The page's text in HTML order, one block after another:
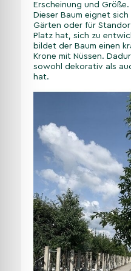
Erscheinung und Größe.
Dieser Baum eignet
Gärten oder für
Platz hat, sich zu
bildet der Baum einen
Krone mit Nüssen.
sowohl dekorativ als
hat.